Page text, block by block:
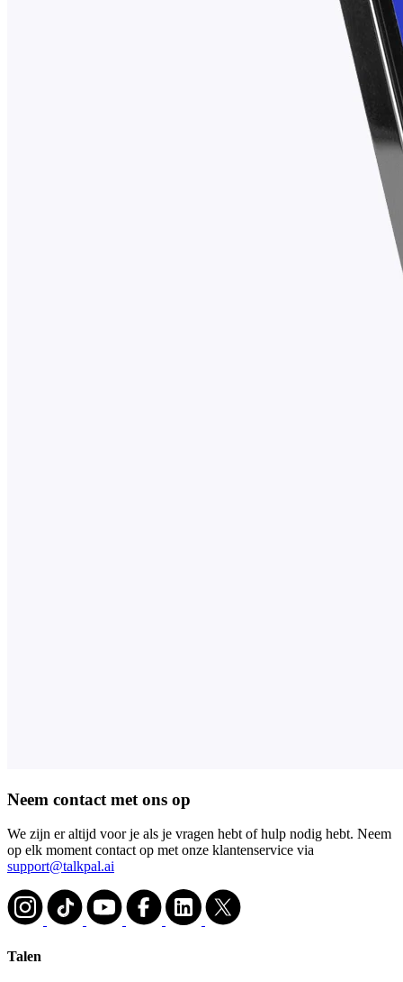
Neem contact met ons op
We zijn er altijd voor je als je vragen hebt of hulp nodig hebt. Neem
op elk moment contact op met onze klantenservice via
support@talkpal.ai
Talen